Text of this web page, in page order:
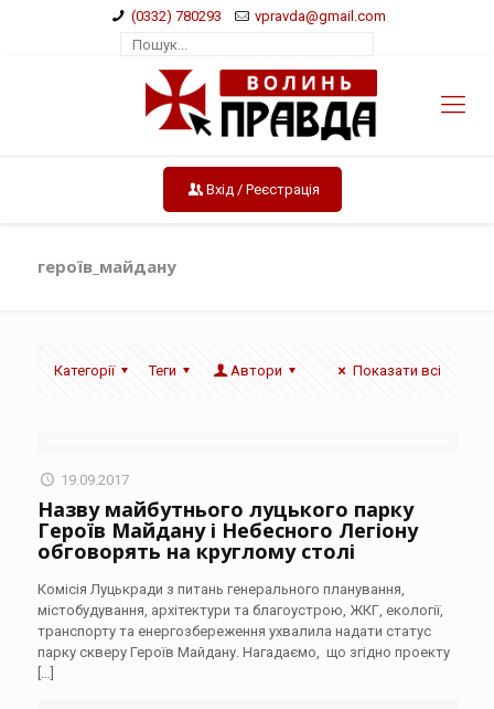
(0332) 780293 vpravda@gmail.com
Вхід / Реєстрація
героїв_майдану
Категорії Теги Автори Показати всі
19.09.2017
Назву майбутнього луцького парку
Героїв Майдану і Небесного Легіону
обговорять на круглому столі
Комісія Луцькради з питань генерального планування,
містобудування, архітектури та благоустрою, ЖКГ, екології,
транспорту та енергозбереження ухвалила надати статус
парку скверу Героїв Майдану. Нагадаємо, що згідно проекту
[…]